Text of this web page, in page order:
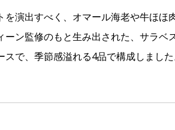
演出すべく、オマール海老や牛ほほ
ン監修のもと生み出された、サラベ
で、季節感溢れる4品で構成しました